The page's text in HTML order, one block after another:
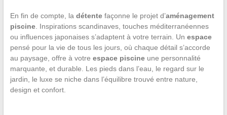
En fin de compte, la détentefaçonne le projet d’aménagement
piscine. Inspirations scandinaves, touches méditerranéennes
ou influences japonaises s’adaptent à votre terrain. Un espace
pensé pour la vie de tous les jours, où chaque détail s’accorde
au paysage, offre à votre espace piscineune personnalité
marquante, et durable. Les pieds dans l’eau, le regard sur le
jardin, le luxe se niche dans l’équilibre trouvé entre nature,
design et confort.